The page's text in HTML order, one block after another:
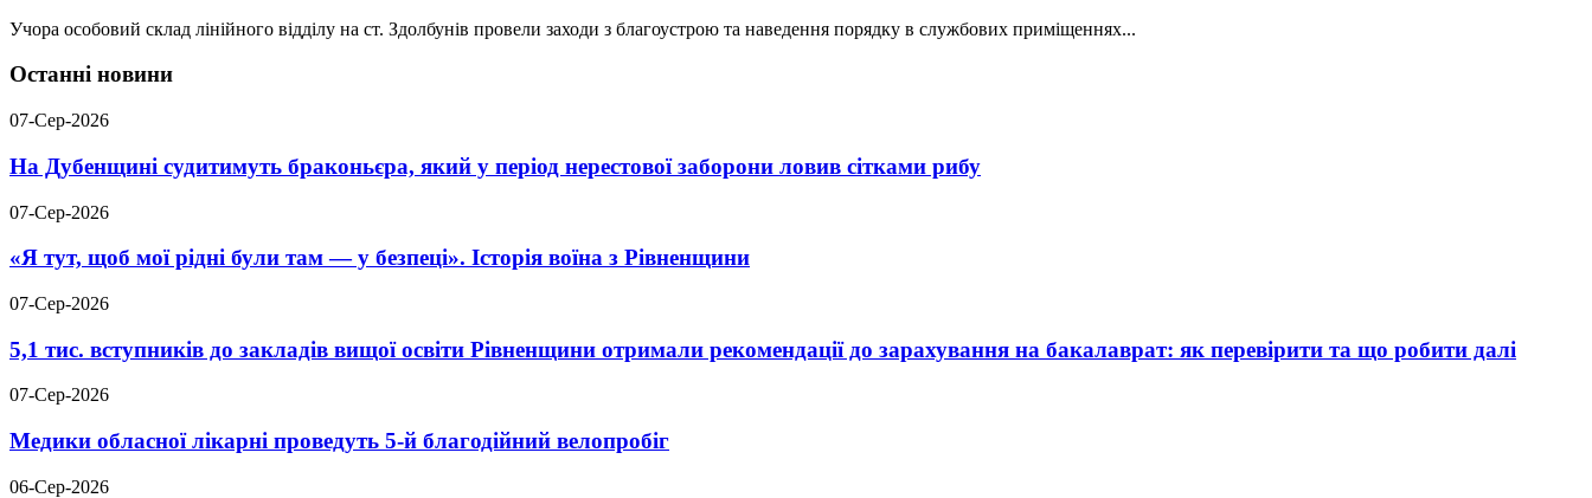
Учора особовий склад лінійного відділу на ст. Здолбунів провели заходи з благоустрою та наведення порядку в службових приміщеннях...
Останні новини
07-Сер-2026
На Дубенщині судитимуть браконьєра, який у період нерестової заборони ловив сітками рибу
07-Сер-2026
«Я тут, щоб мої рідні були там — у безпеці». Історія воїна з Рівненщини
07-Сер-2026
5,1 тис. вступників до закладів вищої освіти Рівненщини отримали рекомендації до зарахування на бакалаврат: як перевірити та що робити далі
07-Сер-2026
Медики обласної лікарні проведуть 5-й благодійний велопробіг
06-Сер-2026